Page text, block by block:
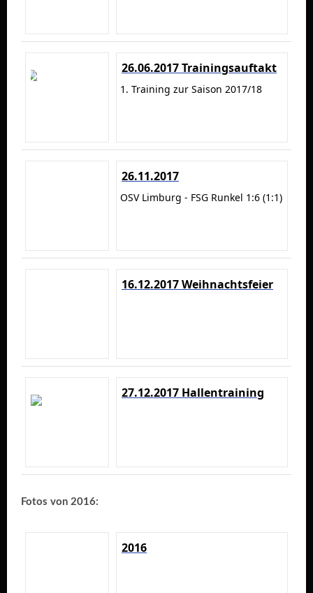
26.06.2017 Trainingsauftakt
1. Training zur Saison 2017/18
26.11.2017
OSV Limburg - FSG Runkel 1:6 (1:1)
16.12.2017 Weihnachtsfeier
27.12.2017 Hallentraining
Fotos von 2016:
2016